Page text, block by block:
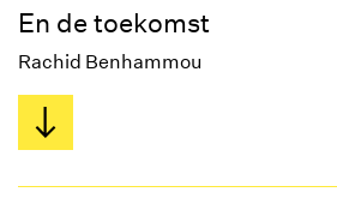
En de toekomst
Rachid Benhammou